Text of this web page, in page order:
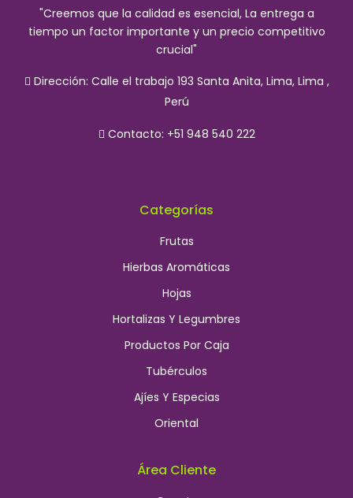
"Creemos que la calidad es esencial, La entrega a
tiempo un factor importante y un precio competitivo
crucial"
Dirección: Calle el trabajo 193 Santa Anita, Lima, Lima ,
Perú
Contacto: +51 948 540 222
Categorías
Frutas
Hierbas Aromáticas
Hojas
Hortalizas Y Legumbres
Productos Por Caja
Tubérculos
Ajíes Y Especias
Oriental
Área Cliente